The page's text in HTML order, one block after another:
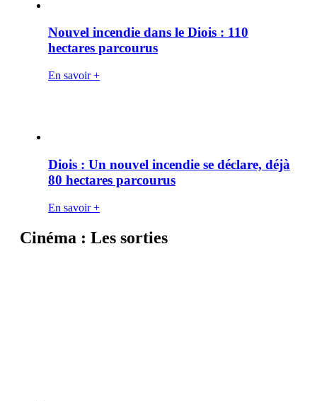
Nouvel incendie dans le Diois : 110
hectares parcourus
En savoir +
Diois : Un nouvel incendie se déclare, déjà
80 hectares parcourus
En savoir +
Cinéma : Les sorties